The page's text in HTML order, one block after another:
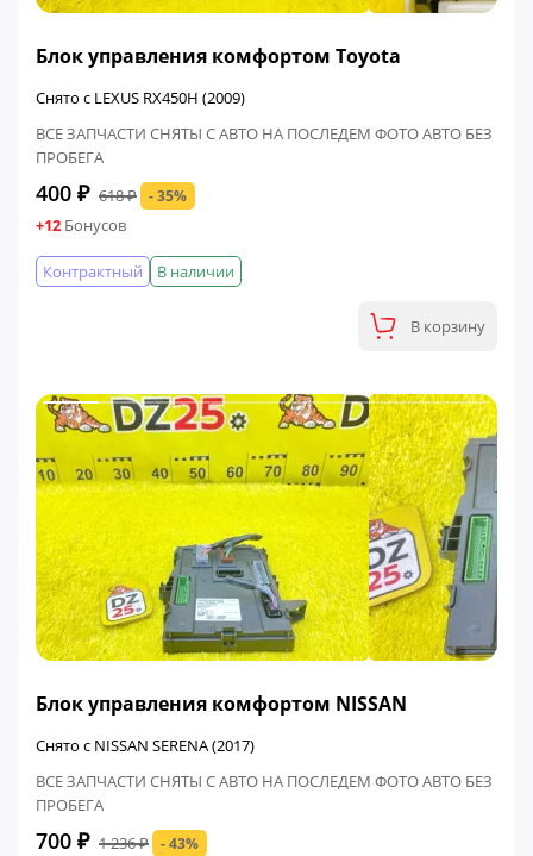
Блок управления комфортом Toyota
Снято с LEXUS RX450H (2009)
ВСЕ ЗАПЧАСТИ СНЯТЫ С АВТО НА ПОСЛЕДЕМ ФОТО АВТО БЕЗ
ПРОБЕГА
400 ₽ 618 ₽ - 35%
+12 Бонусов
В наличии
Контрактный
В корзину
Блок управления комфортом NISSAN
Снято с NISSAN SERENA (2017)
ВСЕ ЗАПЧАСТИ СНЯТЫ С АВТО НА ПОСЛЕДЕМ ФОТО АВТО БЕЗ
ПРОБЕГА
700 ₽ 1 236 ₽ - 43%